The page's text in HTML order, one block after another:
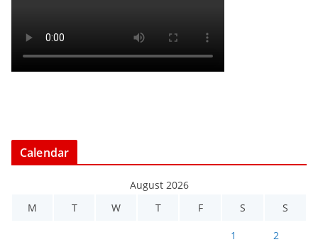
Calendar
August 2026
M
T W T F S S
1 2